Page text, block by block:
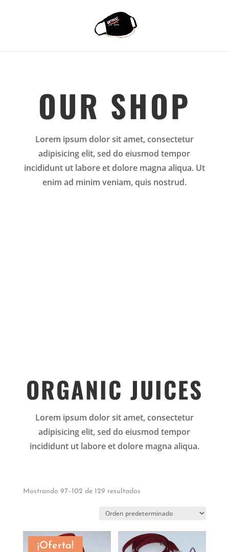
OUR SHOP
Lorem ipsum dolor sit amet, consectetur
adipisicing elit, sed do eiusmod tempor
incididunt ut labore et dolore magna aliqua. Ut
enim ad minim veniam, quis nostrud.
ORGANIC JUICES
Lorem ipsum dolor sit amet, consectetur
adipisicing elit, sed do eiusmod tempor
incididunt ut labore et dolore magna aliqua.
Mostrando 97–102 de 129 resultados
¡Oferta!